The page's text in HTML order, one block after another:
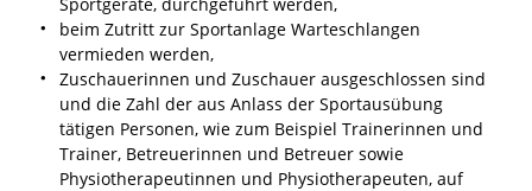
beim Zutritt zur Sportanlage Warteschlangen
vermieden werden,
Zuschauerinnen und Zuschauer ausgeschlossen sind
und die Zahl der aus Anlass der Sportausübung
tätigen Personen, wie zum Beispiel Trainerinnen und
Trainer, Betreuerinnen und Betreuer sowie
Physiotherapeutinnen und Physiotherapeuten, auf